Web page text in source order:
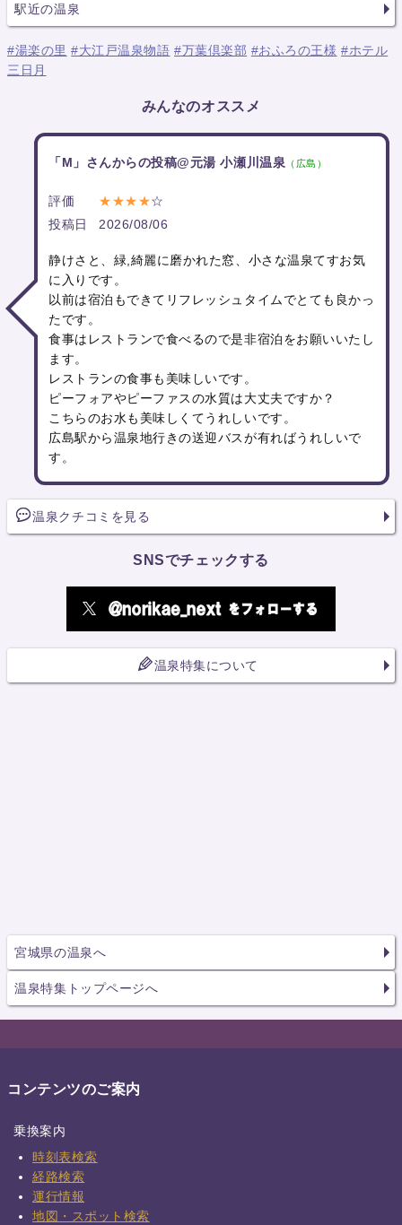
駅近の温泉
#湯楽の里 #大江戸温泉物語 #万葉倶楽部 #おふろの王様 #ホテル
三日月
みんなのオススメ
「M」さんからの投稿@元湯 小瀬川温泉 （広島）
評価 ★★★★☆
投稿日
2026/08/06
静けさと、緑,綺麗に磨かれた窓、小さな温泉てすお気
に入りです。
以前は宿泊もできてリフレッシュタイムでとても良かっ
たです。
食事はレストランで食べるので是非宿泊をお願いいたし
ます。
レストランの食事も美味しいです。
ピーフォアやピーファスの水質は大丈夫ですか？
こちらのお水も美味しくてうれしいです。
広島駅から温泉地行きの送迎バスが有ればうれしいで
す。
温泉クチコミを見る
SNSでチェックする
温泉特集について
宮城県の温泉へ
温泉特集トップページへ
コンテンツのご案内
乗換案内
時刻表検索
経路検索
運行情報
地図・スポット検索